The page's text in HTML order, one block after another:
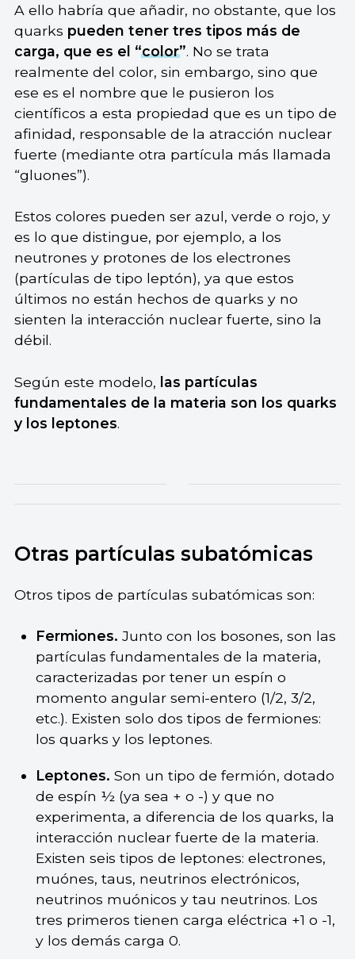
A ello habría que añadir, no obstante, que los
quarks pueden tener tres tipos más de
carga, que es el “color”. No se trata
realmente del color, sin embargo, sino que
ese es el nombre que le pusieron los
científicos a esta propiedad que es un tipo de
afinidad, responsable de la atracción nuclear
fuerte (mediante otra partícula más llamada
“gluones”).
Estos colores pueden ser azul, verde o rojo, y
es lo que distingue, por ejemplo, a los
neutrones y protones de los electrones
(partículas de tipo leptón), ya que estos
últimos no están hechos de quarks y no
sienten la interacción nuclear fuerte, sino la
débil.
Según este modelo, las partículas
fundamentales de la materia son los quarks
y los leptones.
Otras partículas subatómicas
Otros tipos de partículas subatómicas son:
Fermiones. Junto con los bosones, son las
partículas fundamentales de la materia,
caracterizadas por tener un espín o
momento angular semi-entero (1/2, 3/2,
etc.). Existen solo dos tipos de fermiones:
los quarks y los leptones.
Leptones. Son un tipo de fermión, dotado
de espín ½ (ya sea + o -) y que no
experimenta, a diferencia de los quarks, la
interacción nuclear fuerte de la materia.
Existen seis tipos de leptones: electrones,
muónes, taus, neutrinos electrónicos,
neutrinos muónicos y tau neutrinos. Los
tres primeros tienen carga eléctrica +1 o -1,
y los demás carga 0.